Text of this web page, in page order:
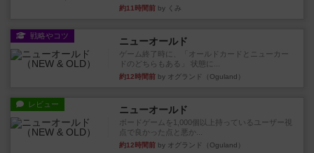
約11時間前 by くみ
戦略やコツ ニューオールド
ゲーム終了時に、「オールドカードとニューカー
ドのどちらもある」 状態に...
約12時間前 by オグランド（Oguland）
レビュー ニューオールド
ボードゲームを1,000個以上持っているユーザー視
点で良かった点と悪か...
約12時間前 by オグランド（Oguland）